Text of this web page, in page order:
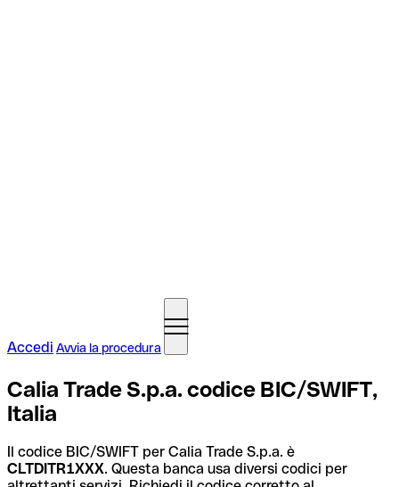
Accedi Avvia la procedura
Calia Trade S.p.a. codice BIC/SWIFT,
Italia
Il codice BIC/SWIFT per Calia Trade S.p.a. è
CLTDITR1XXX. Questa banca usa diversi codici per